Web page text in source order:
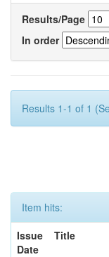
Results/Page
In order
Results 1-1 of 1
Item hits:
Issue
Date
Title